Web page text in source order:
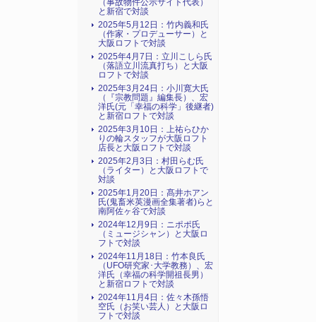
（事故物件公示サイト代表）
と新宿で対談
2025年5月12日：竹内義和氏
（作家・プロデューサー）と
大阪ロフトで対談
2025年4月7日：立川こしら氏
（落語立川流真打ち）と大阪
ロフトで対談
2025年3月24日：小川寛大氏
（『宗教問題』編集長）、宏
洋氏(元「幸福の科学」後継者)
と新宿ロフトで対談
2025年3月10日：上祐らひか
りの輪スタッフが大阪ロフト
店長と大阪ロフトで対談
2025年2月3日：村田らむ氏
（ライター）と大阪ロフトで
対談
2025年1月20日：髙井ホアン
氏(鬼畜米英漫画全集著者)らと
南阿佐ヶ谷で対談
2024年12月9日：ニポポ氏
（ミュージシャン）と大阪ロ
フトで対談
2024年11月18日：竹本良氏
（UFO研究家･大学教務）、宏
洋氏（幸福の科学開祖長男）
と新宿ロフトで対談
2024年11月4日：佐々木孫悟
空氏（お笑い芸人）と大阪ロ
フトで対談